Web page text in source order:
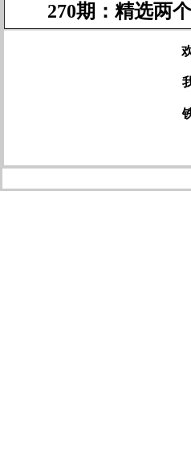
270期 ： 精选两